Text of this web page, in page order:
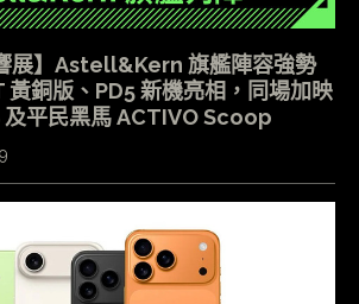
展】Astell&Kern 旗艦陣容強勢
黃銅版、PD5 新機亮相，同場加映
及平民黑馬 ACTIVO Scoop